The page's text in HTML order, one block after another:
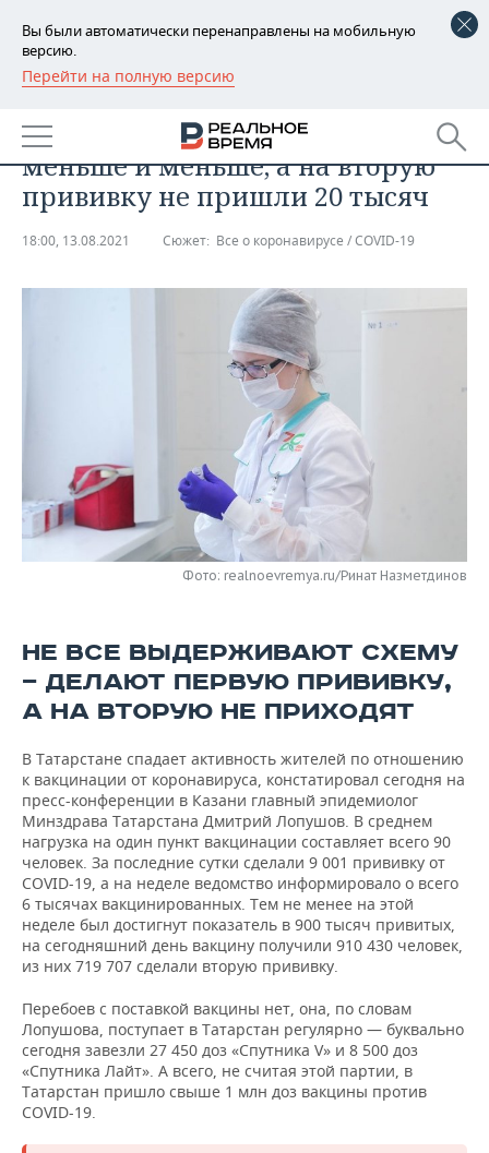
Вы были автоматически перенаправлены на мобильную
версию.
Перейти на полную версию
РЕГИОНЫ
БАШКОРТОСТАН
ТАТАРСТАН
НОВОСТИ
АНАЛИТИКА
КОРОЛИ ГОСЗАКАЗА ПФО
ТАТАРСТАНА
ИНВЕСТИЦИИ
НЕФТЕХИМИЯ
НЕФТЬ
ЭНЕРГЕТИКА
НОВОСТИ НЕДВИЖИМОСТИ
НОВОСТИ БИЗНЕСА
РОЗНИЧНАЯ ТОРГОВЛЯ
ТЕХНОЛОГИИ
НОВОСТИ ТЕХНОЛОГИЙ
ТЕЛЕКОММУНИКАЦИИ
МЕРОПРИЯТИЯ
НОВОСТИ МЕРОПРИЯТИЙ
БИЗНЕС-БРАНЧИ
ОТКРЫТАЯ ЛЕКЦИЯ
ФУТБОЛ
БАСКЕТБОЛ
ВОЛЕЙБОЛ
КИБЕРСПОРТ
ФИГУРНОЕ КАТАНИЕ
ВОДНЫЕ ВИДЫ СПОРТА
ХОККЕЙ С МЯЧОМ
НОВОСТИ ОБЩЕСТВА
ИНФРАСТРУКТУРА
ИСТОРИЯ
КУЛЬТУРА
МЕДИЦИНА
ОБРАЗОВАНИЕ
ПРОИСШЕСТВИЯ
ФОТОГАЛЕРЕЯ
СПРАВОЧНИК
СПИСОК ПЕРСОН
СПИСОК КОМПАНИЙ
ПОЛНАЯ ВЕРСИЯ
В Татарстане вакцинируются все
меньше и меньше, а на вторую
прививку не пришли 20 тысяч
18:00, 13.08.2021 Сюжет: Все о коронавирусе / COVID-19
Фото: realnoevremya.ru/Ринат Назметдинов
НЕ ВСЕ ВЫДЕРЖИВАЮТ СХЕМУ
— ДЕЛАЮТ ПЕРВУЮ ПРИВИВКУ,
А НА ВТОРУЮ НЕ ПРИХОДЯТ
В Татарстане спадает активность жителей по отношению
к вакцинации от коронавируса, констатировал сегодня на
пресс-конференции в Казани главный эпидемиолог
Минздрава Татарстана Дмитрий Лопушов. В среднем
нагрузка на один пункт вакцинации составляет всего 90
человек. За последние сутки сделали 9 001 прививку от
COVID-19, а на неделе ведомство информировало о всего
6 тысячах вакцинированных. Тем не менее на этой
неделе был достигнут показатель в 900 тысяч привитых,
на сегодняшний день вакцину получили 910 430 человек,
из них 719 707 сделали вторую прививку.
Перебоев с поставкой вакцины нет, она, по словам
Лопушова, поступает в Татарстан регулярно — буквально
сегодня завезли 27 450 доз «Спутника V» и 8 500 доз
«Спутника Лайт». А всего, не считая этой партии, в
Татарстан пришло свыше 1 млн доз вакцины против
COVID-19.